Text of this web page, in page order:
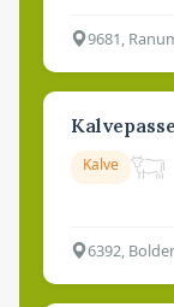
9681,
Kalve
6392,